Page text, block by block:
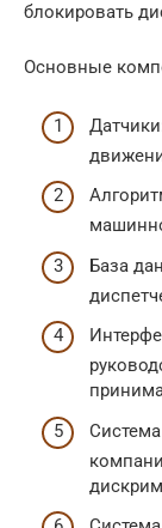
блокировать
Основные
База